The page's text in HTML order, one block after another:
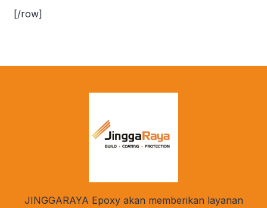
[/row]
JINGGARAYA Epoxy akan memberikan layanan